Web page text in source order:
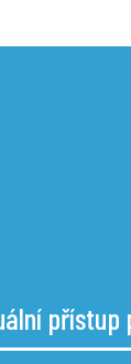
přístup